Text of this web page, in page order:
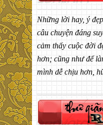
Những lời hay, ý
câu chuyện đáng
cảm thấy cuộc đời
hơn; cũng như để
mình dễ chịu hơn,